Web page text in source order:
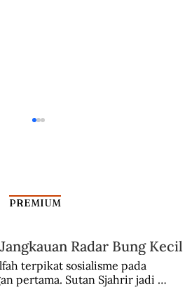
PREMIUM
Radar Bung Kecil
terpikat sosialisme pada
pertama. Sutan Sjahrir jadi